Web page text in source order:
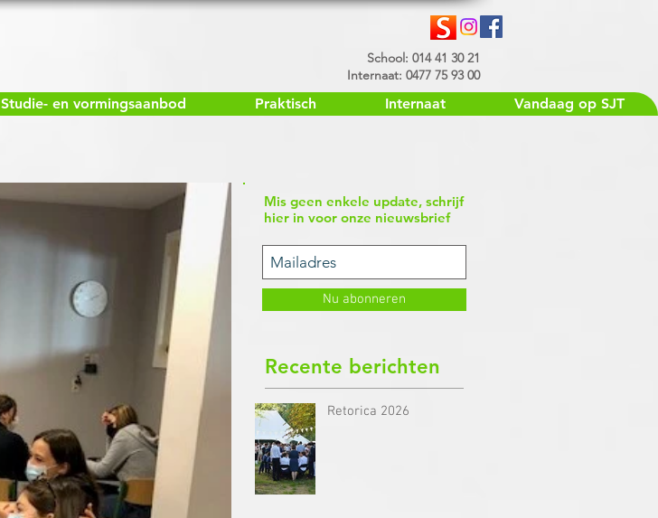
School: 014 41 30 21
Internaat: 0477 75 93 00
Studie- en vormingsaanbod Praktisch Internaat Vandaag op SJT
Mis geen enkele update, schrijf
hier in voor onze nieuwsbrief
Nu abonneren
Recente berichten
Retorica 2026